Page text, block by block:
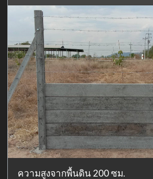
ความสูงจากพื้นดิน 200 ซม.